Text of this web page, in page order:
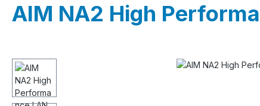
AIM NA2 High
Bildergalerie überspringen